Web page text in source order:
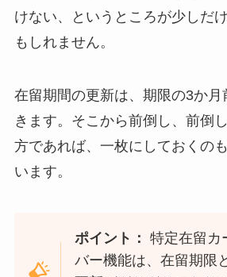
けない、というところが少しだ
もしれません。
在留期間の更新は、期限の3か
きます。そこから前倒し、前倒
方であれば、一枚にしておくの
います。
ポイント： 特定在留カ
バー機能は、在留期限